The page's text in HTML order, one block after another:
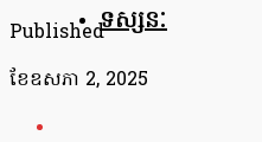
ទស្សនៈ
Published
ខែ​ឧសភា 2, 2025